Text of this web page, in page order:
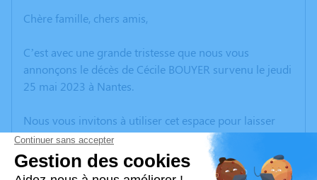
Chère famille, chers amis,
C’est avec une grande tristesse que nous vous
annonçons le décès de Cécile BOUYER survenu le jeudi
25 mai 2023 à Nantes.
Nous vous invitons à utiliser cet espace pour laisser
vos condoléances, partager des photos souvenirs, une
anecdote ou exprimer vos pensées à travers des
poèmes ou des textes. Cet endroit est un lieu